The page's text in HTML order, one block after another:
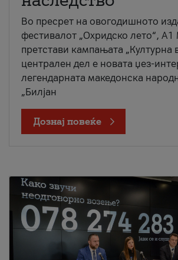
Во пресрет на овогодишното
фестивалот „Охридско лето“, А1
претстави кампањата „Културна
централен дел е новата џез-
легендарната македонска
„Билјан
Дознај повеќе